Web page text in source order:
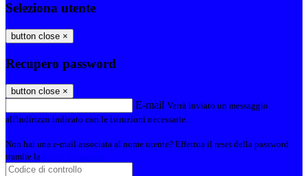
Seleziona utente
button close ×
Recupero password
button close ×
E-mail Verrà inviato un messaggio
all'indirizzo indicato con le istruzioni necessarie.
Non hai una e-mail associata al nome utente? Effettua il reset della password
tramite la